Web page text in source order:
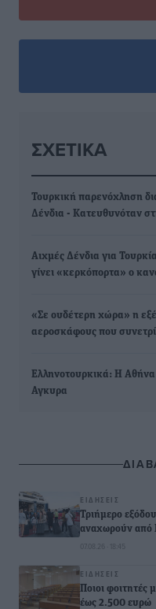
ΣΧΕΤΙΚΆ
Τουρκική παρενόχληση
Δένδια - Κατευθυνόταν
Αιχμές Δένδια για
γίνει «κερκόπορτα» ο
«Σε ουδέτερη χώρα» η
αεροσκάφους που
Ελληνοτουρκικά: Η Αθήνα
Αγκυρα
ΕΙΔΉΣΕΙΣ
Τριήμερο
αναχωρούν από
07.08.26 · 18:45
ΕΙΔΉΣΕΙΣ
Ποιοι φοιτητές
έως 2.500 ευρώ